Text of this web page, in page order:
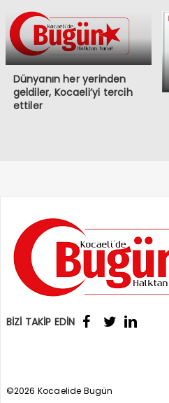
Dünyanın her yerinden
geldiler, Kocaeli’yi tercih
ettiler
BİZİ TAKİP EDİN
©2026 Kocaelide Bugün